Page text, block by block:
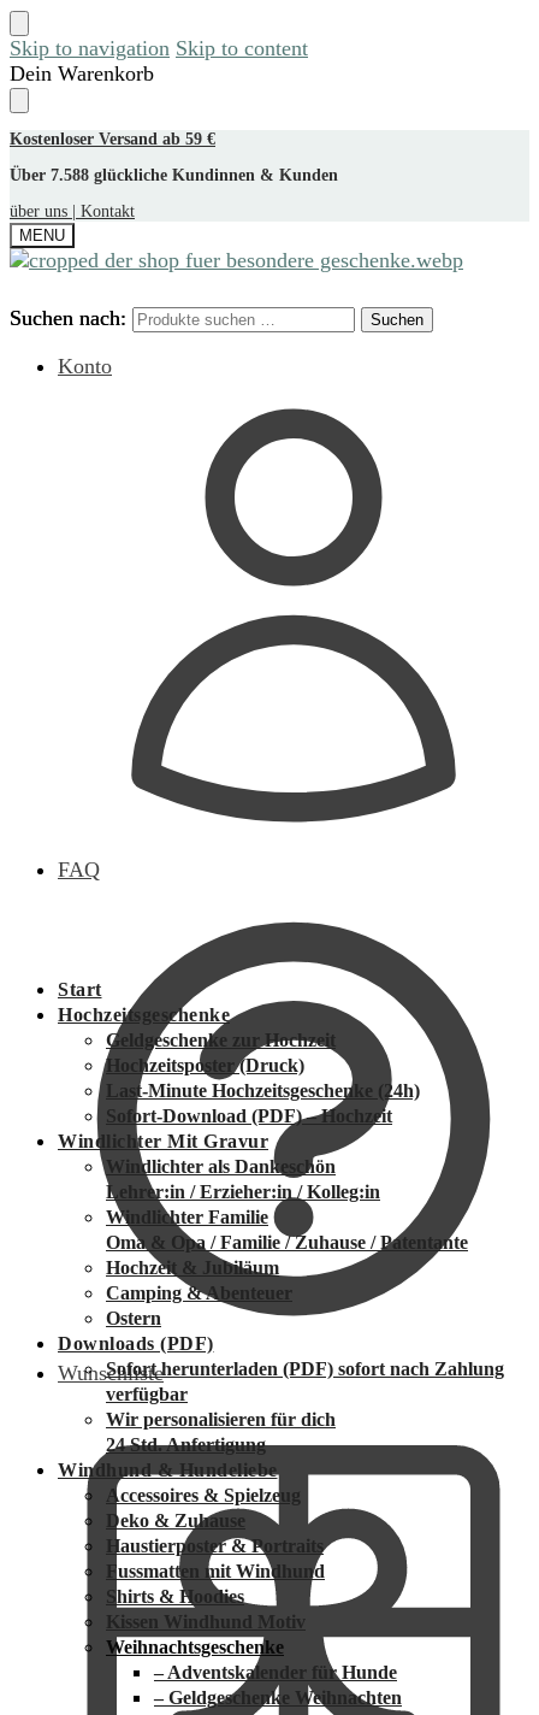
Skip to navigation Skip to content
Dein Warenkorb
Kostenloser Versand ab 59 €
Über 7.588 glückliche Kundinnen & Kunden
über uns |
Kontakt
MENU
Suchen nach: Suchen
Konto
FAQ
Wunschliste
Suchen nach: Suchen
Start
Hochzeitsgeschenke
Geldgeschenke zur Hochzeit
Hochzeitsposter (Druck)
Last-Minute Hochzeitsgeschenke (24h)
Sofort-Download (PDF) – Hochzeit
Windlichter Mit Gravur
Windlichter als Dankeschön
Lehrer:in / Erzieher:in / Kolleg:in
Windlichter Familie
Oma & Opa / Familie / Zuhause / Patentante
Hochzeit & Jubiläum
Camping & Abenteuer
Ostern
Downloads (PDF)
Sofort herunterladen (PDF) sofort nach Zahlung
verfügbar
Wir personalisieren für dich
24 Std. Anfertigung
Windhund & Hundeliebe
Accessoires & Spielzeug
Deko & Zuhause
Haustierposter & Portraits
Fussmatten mit Windhund
Shirts & Hoodies
Kissen Windhund Motiv
Weihnachtsgeschenke
– Adventskalender für Hunde
– Geldgeschenke Weihnachten